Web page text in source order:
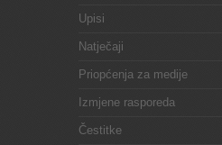
Upisi
Natječaji
Priopćenja za medije
Izmjene rasporeda
Čestitke